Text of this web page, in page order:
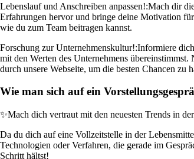
Lebenslauf und Anschreiben anpassen!:Mach dir
Erfahrungen hervor und bringe deine Motivation
wie du zum Team beitragen kannst.
Forschung zur Unternehmenskultur!:Informiere
mit den Werten des Unternehmens
durch unsere Webseite, um die besten Chancen zu
Wie man sich auf ein
✨Mach dich vertraut mit den neuesten Trends in
Da du dich auf eine Vollzeitstelle in der
Technologien oder Verfahren, die gerade im
Schritt hältst!